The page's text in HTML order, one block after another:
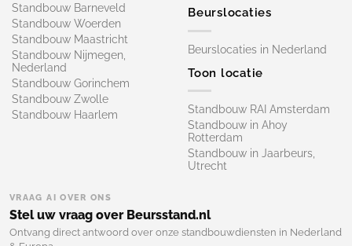
Standbouw Barneveld
Standbouw Woerden
Standbouw Maastricht
Standbouw Nijmegen,
Nederland
Standbouw Gorinchem
Standbouw Zwolle
Standbouw Haarlem
Beurslocaties
Beurslocaties in Nederland
Toon locatie
Standbouw RAI Amsterdam
Standbouw in Ahoy
Rotterdam
Standbouw in Jaarbeurs,
Utrecht
VRAAG AI OVER ONS
Stel uw vraag over Beursstand.nl
Ontvang direct antwoord over onze standbouwdiensten in Nederland